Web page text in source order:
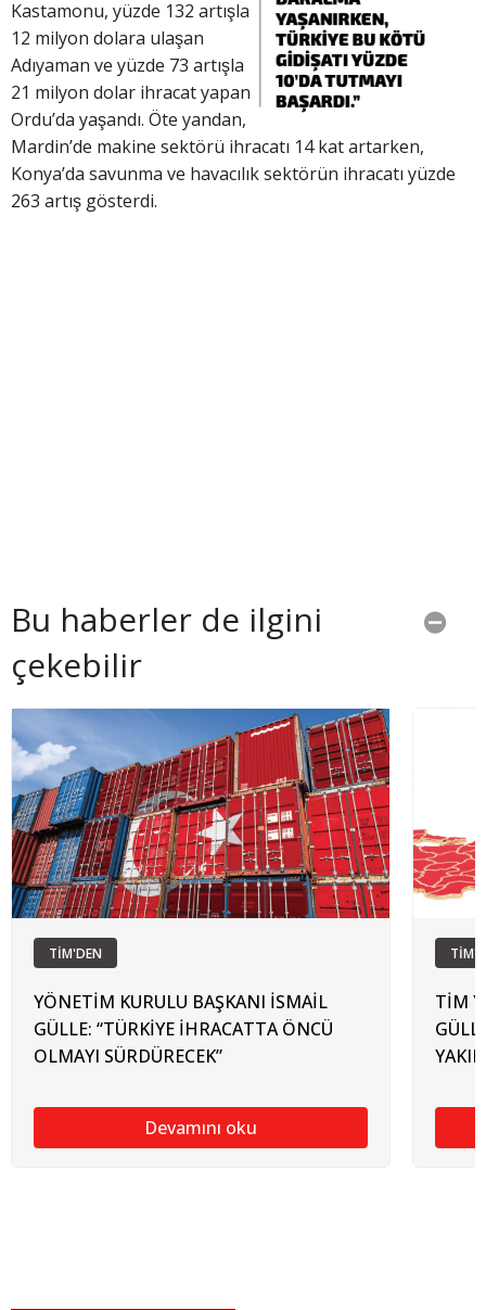
Kastamonu, yüzde 132 artışla
12 milyon dolara ulaşan
Adıyaman ve yüzde 73 artışla
21 milyon dolar ihracat yapan
Ordu’da yaşandı. Öte yandan,
Mardin’de makine sektörü ihracatı 14 kat artarken,
Konya’da savunma ve havacılık sektörün ihracatı yüzde
263 artış gösterdi.
Bu haberler de ilgini
çekebilir
TİM'DEN
YÖNETİM KURULU BAŞKANI İSMAİL
GÜLLE: “TÜRKİYE İHRACATTA ÖNCÜ
OLMAYI SÜRDÜRECEK”
Devamını oku
TİM